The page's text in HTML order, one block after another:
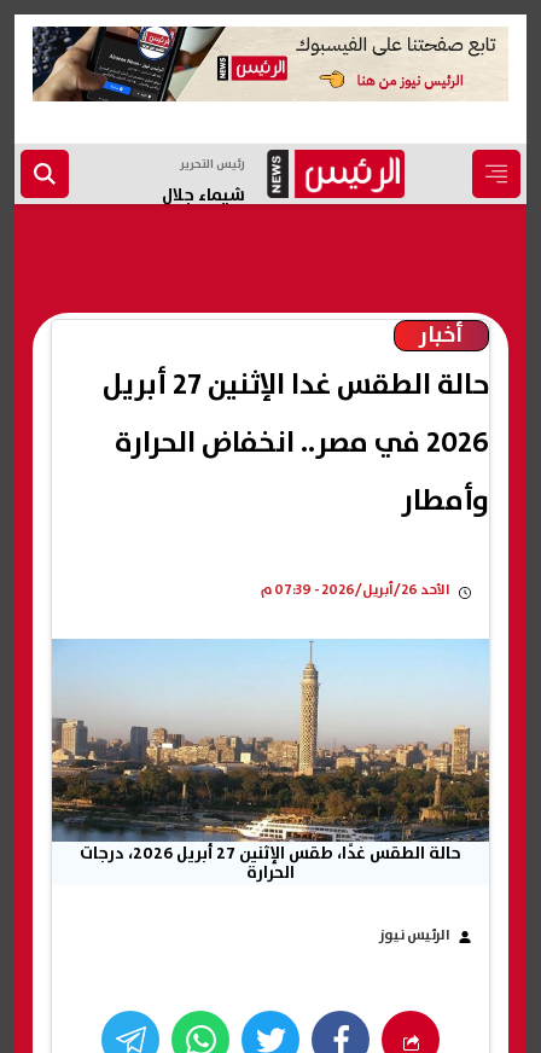
رئيس التحرير
شيماء جلال
أخبار
حالة الطقس غدا الإثنين 27 أبريل
2026 في مصر.. انخفاض الحرارة
وأمطار
الأحد 26/أبريل/2026 - 07:39 م
حالة الطقس غدًا، طقس الإثنين 27 أبريل 2026، درجات
الحرارة
الرئيس نيوز